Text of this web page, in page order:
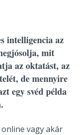
intelligencia az
mit
az oktatást, az
de mennyire
egy svéd példa
vagy akár